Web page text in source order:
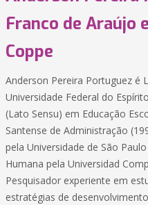
Franco de Araújo
Coppe
Anderson Pereira Portuguez é
Universidade Federal do
(Lato Sensu) em Educação
Santense de Administração
pela Universidade de São
Humana pela Universidad
Pesquisador experiente em
estratégias de